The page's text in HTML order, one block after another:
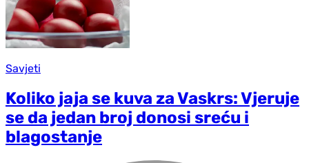
Savjeti
Koliko jaja se kuva za Vaskrs: Vjeruje
se da jedan broj donosi sreću i
blagostanje